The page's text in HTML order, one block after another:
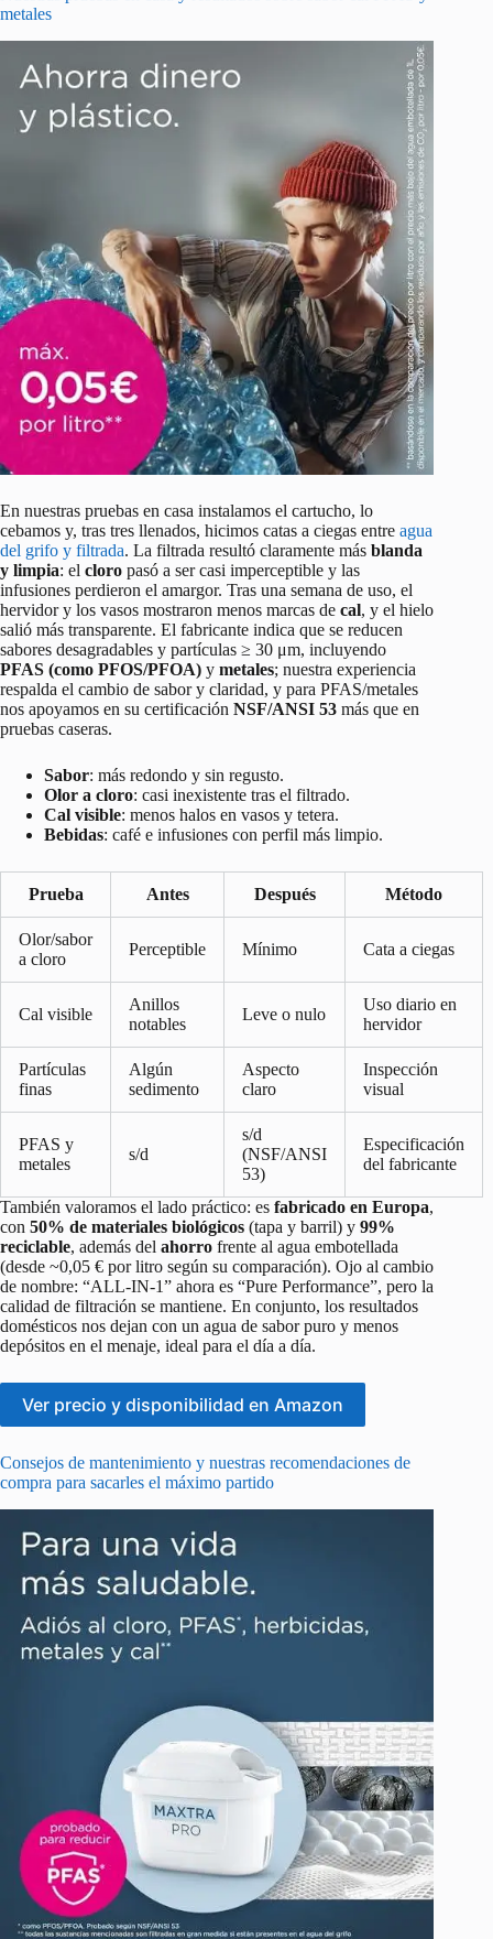
metales
En nuestras pruebas en casa instalamos el cartucho, lo
cebamos y, tras tres llenados, hicimos catas a ciegas entre agua
del grifo y filtrada. La filtrada resultó claramente más blanda
y limpia: el cloro pasó a ser casi imperceptible y las
infusiones perdieron el amargor. Tras una semana de uso, el
hervidor y los vasos mostraron menos marcas de cal, y el hielo
salió más transparente. El fabricante indica que se reducen
sabores desagradables y partículas ≥ 30 μm, incluyendo
PFAS (como PFOS/PFOA) y metales; nuestra experiencia
respalda el cambio de sabor y claridad, y para PFAS/metales
nos apoyamos en su certificación NSF/ANSI 53 más que en
pruebas caseras.
Sabor: más redondo y sin regusto.
Olor a cloro: casi inexistente tras el filtrado.
Cal visible: menos halos en vasos y tetera.
Bebidas: café e infusiones con perfil más limpio.
Prueba Antes Después Método
Olor/sabor
a cloro
Perceptible Mínimo Cata a ciegas
Cal visible
Anillos
notables
Leve o nulo
Uso diario en
hervidor
Partículas
finas
Algún
sedimento
Aspecto
claro
Inspección
visual
PFAS y
metales
s/d
s/d
(NSF/ANSI
53)
Especificación
del fabricante
También valoramos el lado práctico: es fabricado en Europa,
con 50% de materiales biológicos (tapa y barril) y 99%
reciclable, además del ahorro frente al agua embotellada
(desde ~0,05 € por litro según su comparación). Ojo al cambio
de nombre: “ALL‑IN‑1” ahora es “Pure Performance”, pero la
calidad de filtración se mantiene. En conjunto, los resultados
domésticos nos dejan con un agua de sabor puro y menos
depósitos en el menaje, ideal para el día a día.
Ver precio y disponibilidad en Amazon
Consejos de mantenimiento y nuestras recomendaciones de
compra para sacarles el máximo partido